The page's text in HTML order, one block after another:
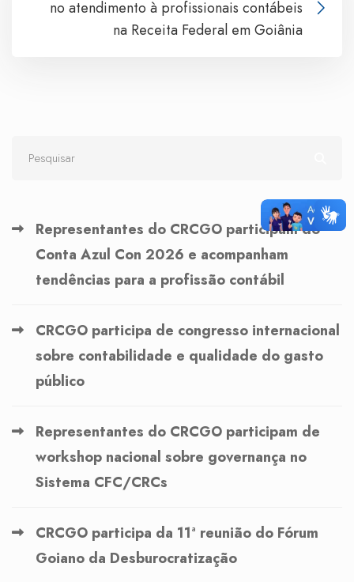
no atendimento à profissionais contábeis
na Receita Federal em Goiânia
Representantes do CRCGO participam do
Conta Azul Con 2026 e acompanham
tendências para a profissão contábil
CRCGO participa de congresso internacional
sobre contabilidade e qualidade do gasto
público
Representantes do CRCGO participam de
workshop nacional sobre governança no
Sistema CFC/CRCs
CRCGO participa da 11ª reunião do Fórum
Goiano da Desburocratização